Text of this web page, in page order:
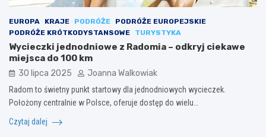
EUROPA KRAJE PODRÓŻE
PODRÓŻE EUROPEJSKIE
PODRÓŻE KRÓTKODYSTANSOWE
TURYSTYKA
Wycieczki jednodniowe z Radomia – odkryj ciekawe
miejsca do 100 km
30 lipca 2025 Joanna Walkowiak
Radom to świetny punkt startowy dla jednodniowych wycieczek.
Położony centralnie w Polsce, oferuje dostęp do wielu…
Czytaj dalej